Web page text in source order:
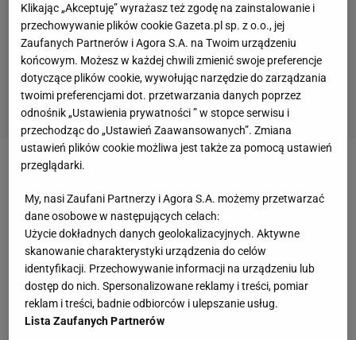
W 26. minucie spotkania strzał Leo Messiego dobił
głową Carlos Tevez. Jak pokazały powtórki,
napastnikManchesteru Citybył ponad metr za
ostatnim obrońcą Meksyku. Sędzia główny
spotkania miał wątpliwości, więc swoją decyzję
poszedł skonsultować z arbitrem bocznym. Mimo
trwającej kilka minut rozmowy nie cofnął swojej
Klikając „Akceptuję” wyrażasz też zgodę na zainstalowanie i
przechowywanie plików cookie Gazeta.pl sp. z o.o., jej
Zaufanych Partnerów i Agora S.A. na Twoim urządzeniu
końcowym. Możesz w każdej chwili zmienić swoje preferencje
dotyczące plików cookie, wywołując narzędzie do zarządzania
twoimi preferencjami dot. przetwarzania danych poprzez
odnośnik „Ustawienia prywatności ” w stopce serwisu i
przechodząc do „Ustawień Zaawansowanych”. Zmiana
ustawień plików cookie możliwa jest także za pomocą ustawień
przeglądarki.
My, nasi Zaufani Partnerzy i Agora S.A. możemy przetwarzać
dane osobowe w następujących celach:
Użycie dokładnych danych geolokalizacyjnych. Aktywne
skanowanie charakterystyki urządzenia do celów
identyfikacji. Przechowywanie informacji na urządzeniu lub
dostęp do nich. Spersonalizowane reklamy i treści, pomiar
reklam i treści, badnie odbiorców i ulepszanie usług.
Lista Zaufanych Partnerów